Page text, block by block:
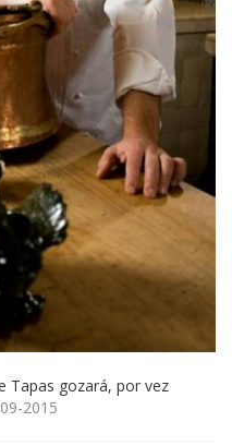
Tapas gozará, por vez
2015